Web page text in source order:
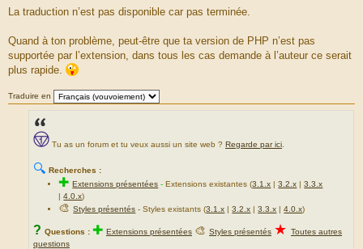
s
g
e
La traduction n’est pas disponible car pas terminée.
Quand à ton problème, peut-être que ta version de PHP n’est pas
supportée par l’extension, dans tous les cas demande à l’auteur ce serait
plus rapide.
Traduire en
Tu as un forum et tu veux aussi un site web ? Regarde par ici.
🔍 Recherches :
✚Extensions présentées - Extensions existantes (3.1.x |3.2.x |3.3.x
|4.0.x)
🎨Styles présentés - Styles existants (3.1.x |3.2.x |3.3.x |4.0.x)
? Questions : ✚ Extensions présentées 🎨 Styles présentés ★ Toutes autres
questions